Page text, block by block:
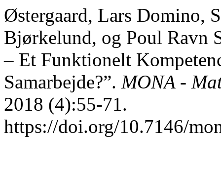
Østergaard, Lars Domino,
Bjørkelund, og Poul Ravn
– Et Funktionelt
Samarbejde?”. MONA -
2018 (4):55-71.
https://doi.org/10.7146/